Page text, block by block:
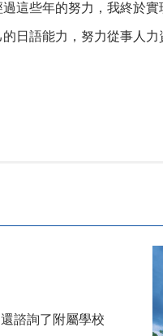
過這些年的努力，我終於
的日語能力，努力從事人力
諮詢了附屬學校